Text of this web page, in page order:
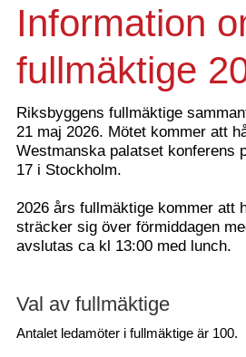
Information
fullmäktige
Riksbyggens fullmäktige
21 maj 2026. Mötet kommer att
Westmanska palatset konferens
17 i Stockholm.
2026 års fullmäktige kommer att
sträcker sig över förmiddagen
avslutas ca kl 13:00 med lunch.
Val av fullmäktige
Antalet ledamöter i fullmäktige är 100.